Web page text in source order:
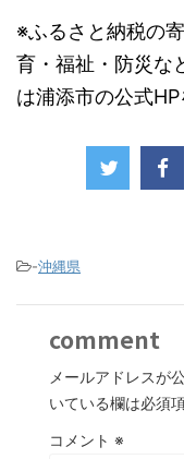
※ふるさと納税の
育・福祉・防災な
は浦添市の公式HP
-沖縄県
comment
メールアドレスが
いている欄は必須
コメント ※